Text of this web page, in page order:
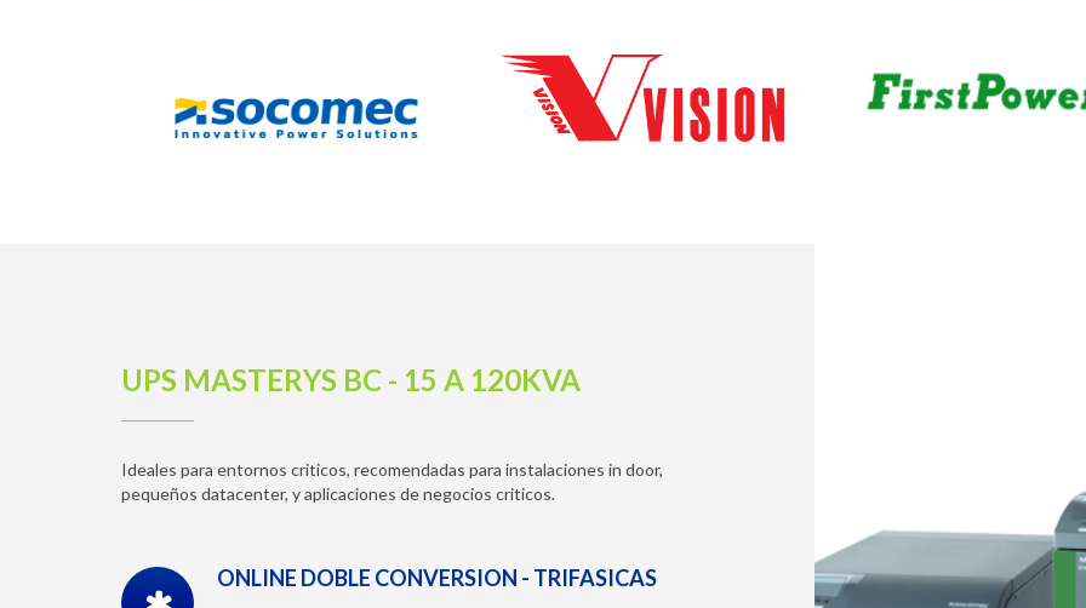
UPS MASTERYS BC - 15 A 120KVA
Ideales para entornos criticos, recomendadas para instalaciones in door,
pequeños datacenter, y aplicaciones de negocios criticos.
ONLINE DOBLE CONVERSION - TRIFASICAS